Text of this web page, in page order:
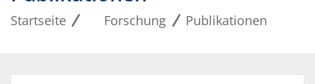
Startseite Forschung Publikationen